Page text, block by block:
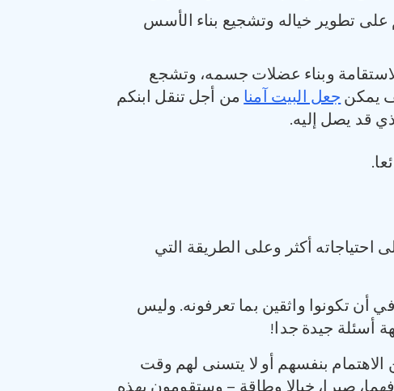
على تطوير خياله وتشجيع بناء الأسس
وبناء عضلات جسمه، وتشجع
يمكن جعل البيت آمنا من أجل تنقل ابنكم
قد يصل إليه.
احتياجاته أكثر وعلى الطريقة التي
أن تكونوا واثقين بما تعرفونه. وليس
أسئلة جيدة جدا!
الاهتمام بنفسهم أو لا يتسنى لهم وقت